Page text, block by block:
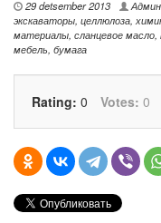
29 detsember 2013
экскаваторы, целлюлоза,
материалы, сланцевое масло,
мебель, бумага
Rating: 0 Votes: 0